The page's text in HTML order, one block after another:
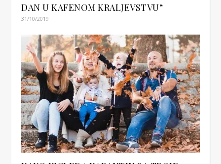
DAN U KAFENOM KRALJEVSTVU“
31/10/2019